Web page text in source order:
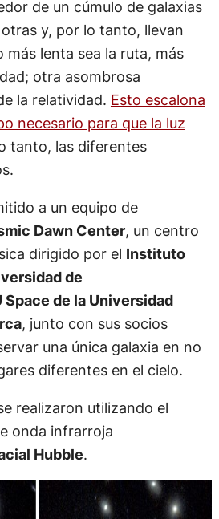
de un cúmulo de galaxias
y, por lo tanto, llevan
más lenta sea la ruta, más
otra asombrosa
la relatividad. Esto escalona
necesario para que la luz
tanto, las diferentes
a un equipo de
Dawn Center, un centro
dirigido por el Instituto
de
Space de la Universidad
, junto con sus socios
una única galaxia en no
diferentes en el cielo.
realizaron utilizando el
onda infrarroja
Hubble.